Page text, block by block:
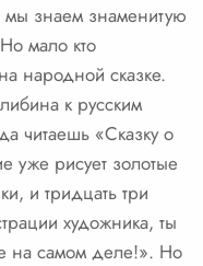
знаем знаменитую
мало кто
народной сказке.
к русским
читаешь «Сказку о
уже рисует золотые
и тридцать три
художника, ты
на самом деле!». Но